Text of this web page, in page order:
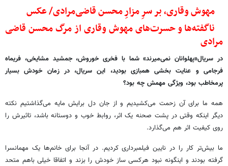
مهوش وقاری، بر سرِ مزارِ محسن قاضی‌مرادی/ عکس
ناگفته‌ها و حسرت‌های مهوش وقاری از مرگ محسن قاضی
مرادی
در سریال«پهلوانان نمی‌میرند» شما با فخری خوروش، جمشید مشایخی، فریماه
فرجامی و عنایت بخشی همبازی بودید، این سریال، در زمان خودش بسیار
پرمخاطب بود، ویژگی مهمش چه بود؟
همه ما برای آن زحمت می‌کشیدیم و از جان دل برایش مایه می‌گذاشتیم نکته
دیگر اینکه وقتی در پشت صحنه یک اثر، روابط خوب و دوستانه باشد، تاثیرش را
روی کیفیت اثر هم می‌گذارد.
ما بیش‌تر کار را در نایین فیلمبرداری کردیم. در آنجا برای خانم‌ها یک مهمانسرا
گرفته بودند و اینگونه نبود هرکسی ساز خودش را بزند و اتفاقا خیلی باهم متحد